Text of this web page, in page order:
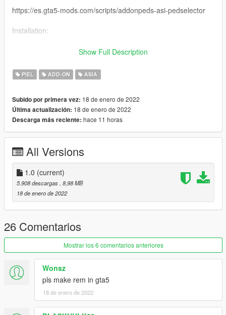
https://es.gta5-mods.com/scripts/addonpeds-asi-pedselector
Installation:
1 -Using OpenIV, put all files into: GTA
2 -Run AddonPeds (Run as admin)
3 -Click "New Ped" input the name "Mai_Nude"
Set Ped Type to "Female" and Is streamed "False".
Done
SERGIO VAN DYK MODS
THE INTERNATIONAL MODS
GTA V MODS Blog:
https://sergiovandykmodsgtav.blogspot.com/
GTA IV MODS Blog:
https://sergiovandykmodsgtaiv.blogspot.com/
GTA SA MODS Blog:
Show Full Description
PIEL ADD-ON ASIA
Subido por primera vez: 18 de enero de 2022
Última actualización: 18 de enero de 2022
Descarga más reciente: hace 11 horas
All Versions
1.0 (current)
5.908 descargas , 8,98 MB
18 de enero de 2022
26 Comentarios
Mostrar los 6 comentarios anteriores
Wonsz
pls make rem in gta5
18 de enero de 2022